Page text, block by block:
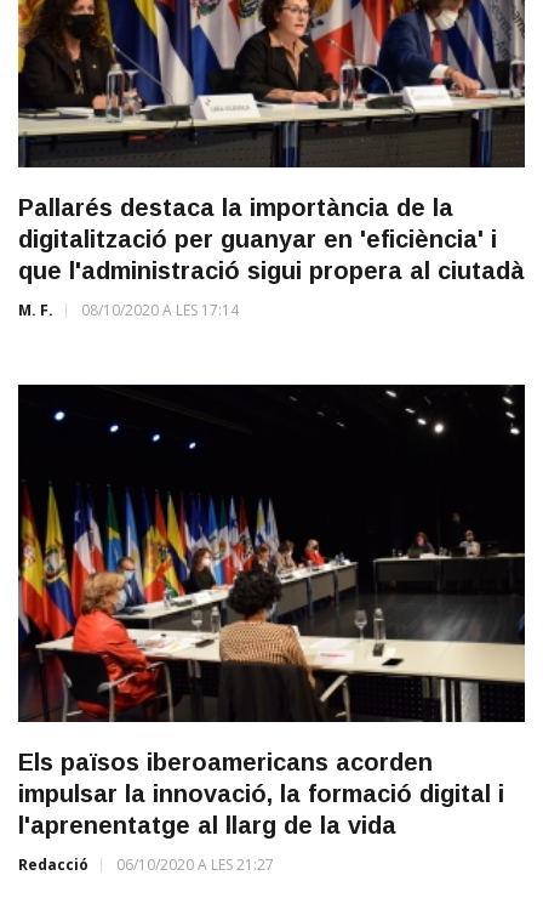
Pallarés destaca la importància de la
digitalització per guanyar en 'eficiència' i
que l'administració sigui propera al ciutadà
M. F. 08/10/2020 A LES 17:14
Els països iberoamericans acorden
impulsar la innovació, la formació digital i
l'aprenentatge al llarg de la vida
Redacció 06/10/2020 A LES 21:27